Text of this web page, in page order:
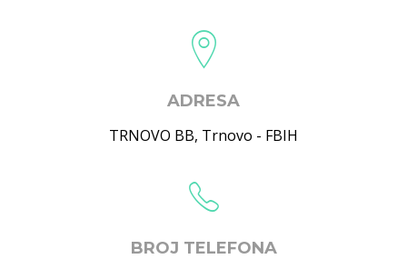
ADRESA
TRNOVO BB, Trnovo - FBIH
BROJ TELEFONA